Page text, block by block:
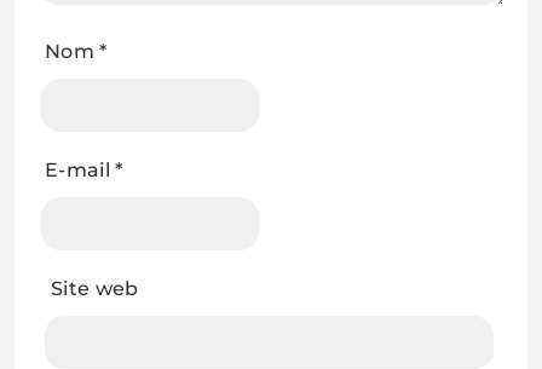
Nom*
E-mail*
Site web